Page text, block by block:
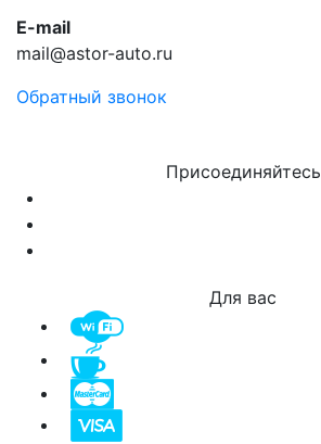
E-mail
mail@astor-auto.ru
Обратный звонок
Присоединяйтесь
Для вас